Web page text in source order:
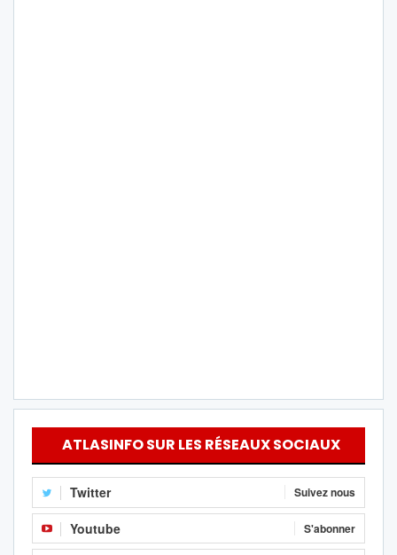
ATLASINFO SUR LES RÉSEAUX SOCIAUX
Twitter Suivez nous
Youtube S'abonner